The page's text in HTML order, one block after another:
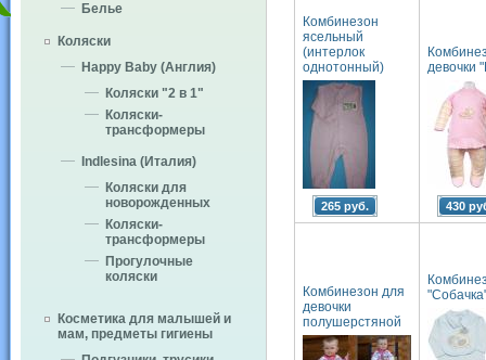
Белье
Коляски
Happy Baby (Англия)
Коляски "2 в 1"
Коляски-
трансформеры
Indlesina (Италия)
Коляски для
новорожденных
Коляски-
трансформеры
Прогулочные
коляски
Косметика для малышей и
мам, предметы гигиены
Комбинезон
ясельный
(интерлок
однотонный)
265 руб.
девочки
430
Комбинезон для
девочки
полушерстяной